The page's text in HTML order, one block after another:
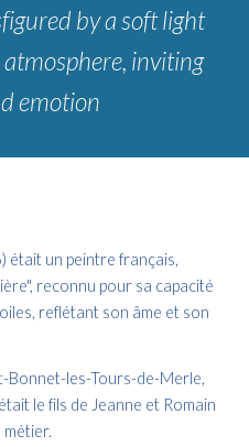
by a soft light
inviting
emotion
était un peintre français,
reconnu pour sa capacité
reflétant son âme et son
Bonnet-les-Tours-de-Merle,
le fils de Jeanne et Romain